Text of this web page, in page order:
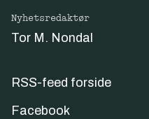
Nyhetsredaktør
Tor M. Nondal
RSS-feed forside
Facebook